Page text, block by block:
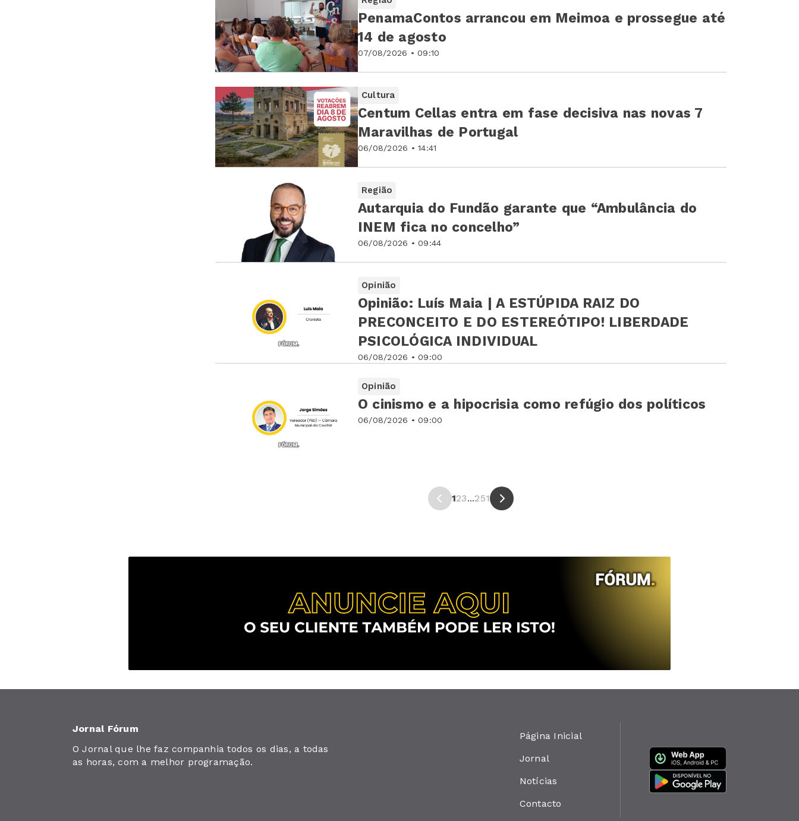
07/08/2026 • 09:10
PenamaContos arrancou em Meimoa e prossegue até
14 de agosto
Cultura
06/08/2026 • 14:41
Centum Cellas entra em fase decisiva nas novas 7
Maravilhas de Portugal
Região
06/08/2026 • 09:44
Autarquia do Fundão garante que “Ambulância do
INEM fica no concelho”
Opinião
06/08/2026 • 09:00
Opinião: Luís Maia | A ESTÚPIDA RAIZ DO
PRECONCEITO E DO ESTEREÓTIPO! LIBERDADE
PSICOLÓGICA INDIVIDUAL
Opinião
06/08/2026 • 09:00
O cinismo e a hipocrisia como refúgio dos políticos
123...251
Jornal Fórum
O Jornal que lhe faz companhia todos os dias, a todas
as horas, com a melhor programação.
Página Inicial
Jornal
Notícias
Contacto